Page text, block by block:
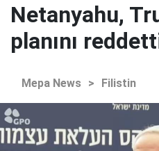
Netanyahu,
planını
Mepa News > Filistin